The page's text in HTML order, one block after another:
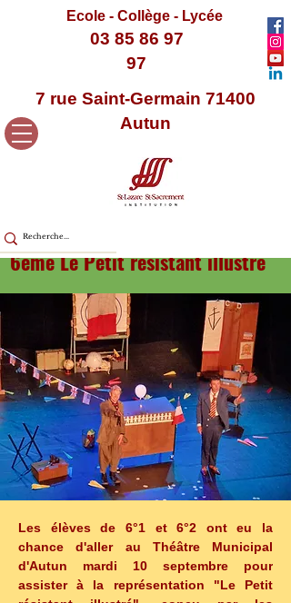
Ecole - Collège - Lycée
03 85 86 97
97
7 rue Saint-Germain 71400
Autun
6ème Le Petit résistant illustré
Les élèves de 6°1 et 6°2 ont eu la
chance d'aller au Théâtre Municipal
d'Autun mardi 10 septembre pour
assister à la représentation "Le Petit